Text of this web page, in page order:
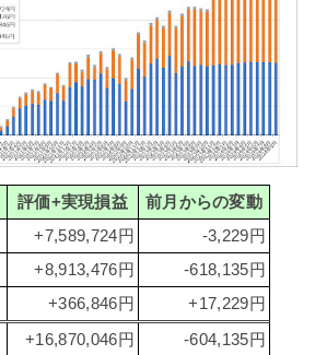
評価+実現損益
前月からの変動
+7,589,724円
-3,229円
+8,913,476円
-618,135円
+366,846円 +17,229円
+16,870,046円 -604,135円